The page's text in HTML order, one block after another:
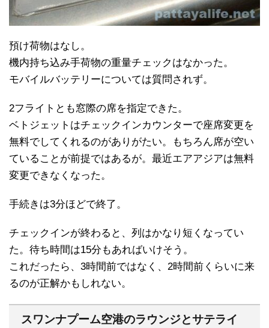
預け荷物はなし。
機内持ち込み手荷物の重量チェックはなかった。
モバイルバッテリーについては質問されず。
2フライトとも窓際の席を指定できた。
ベトジェットはチェックインカウンターで座席変更を
無料でしてくれるのがありがたい。もちろん席が空い
ていることが前提ではあるが。最近エアアジアは無料
変更できなくなった。
手続きは3分ほどで終了。
チェックインが終わると、列はかなり短くなってい
た。待ち時間は15分もあればいけそう。
これだったら、3時間前ではなく、2時間前くらいに来
るのが正解かもしれない。
スワンナプーム空港のラウンジとサテライ